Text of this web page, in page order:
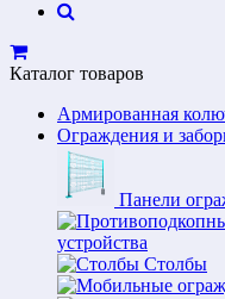
Каталог товаров
Армированная
Ограждения и
Панели
устройства
Столбы